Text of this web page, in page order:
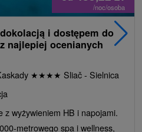
/noc/osoba
i dostępem do
najlepiej ocenianych
★★★★ Sliač - Sielnica
z wyżywieniem HB i napojami.
metrowego spa i wellness,